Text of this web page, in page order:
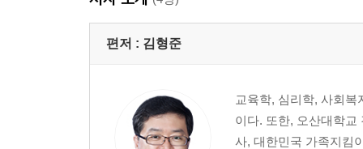
편저 : 김형준
교육학, 심리학, 사회
이다. 또한, 오산대학
사, 대한민국 가족지킴